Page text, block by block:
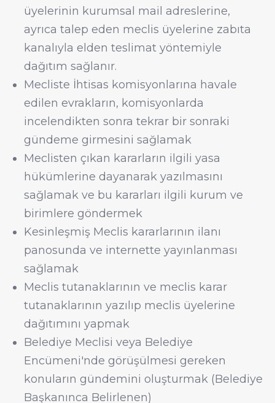
üyelerinin kurumsal mail adreslerine,
ayrıca talep eden meclis üyelerine zabıta
kanalıyla elden teslimat yöntemiyle
dağıtım sağlanır.
Mecliste İhtisas komisyonlarına havale
edilen evrakların, komisyonlarda
incelendikten sonra tekrar bir sonraki
gündeme girmesini sağlamak
Meclisten çıkan kararların ilgili yasa
hükümlerine dayanarak yazılmasını
sağlamak ve bu kararları ilgili kurum ve
birimlere göndermek
Kesinleşmiş Meclis kararlarının ilanı
panosunda ve internette yayınlanması
sağlamak
Meclis tutanaklarının ve meclis karar
tutanaklarının yazılıp meclis üyelerine
dağıtımını yapmak
Belediye Meclisi veya Belediye
Encümeni'nde görüşülmesi gereken
konuların gündemini oluşturmak (Belediye
Başkanınca Belirlenen)